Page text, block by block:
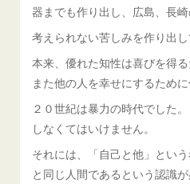
器までも作り出し、広島、長
考えられない苦しみを作り出し
本来、優れた知性は喜びを得る
また他の人を幸せにするために
２０世紀は暴力の時代でした
しなくてはいけません。
それには、「自己と他」とい
と同じ人間であるという認識